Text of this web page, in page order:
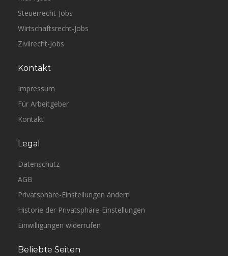
Steuerrecht-Jobs
Wirtschaftsrecht-Jobs
Zivilrecht-Jobs
Kontakt
Impressum
Für Arbeitgeber
Kontakt
Legal
Datenschutz
AGB
Privatsphäre-Einstellungen ändern
Historie der Privatsphäre-Einstellungen
Einwilligungen widerrufen
Beliebte Seiten